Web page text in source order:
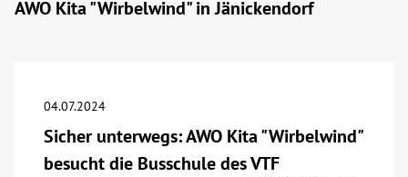
Beratung & Hilfe
AWO Kita "Wirbelwind" in Jänickendorf
04.07.2024
Sicher unterwegs: AWO Kita "Wirbelwind"
besucht die Busschule des VTF